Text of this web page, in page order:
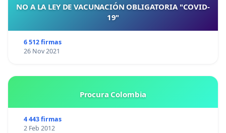
NO A LA LEY DE VACUNACIÓN OBLIGATORIA "COVID-
19"
6 512 firmas
26 Nov 2021
Procura Colombia
4 443 firmas
2 Feb 2012